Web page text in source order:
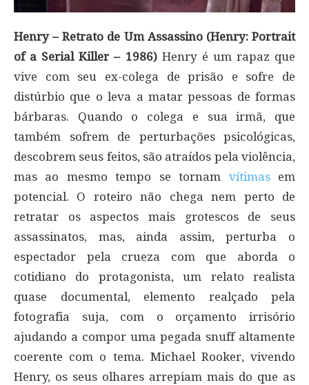
Henry – Retrato de Um Assassino (Henry: Portrait
of a Serial Killer – 1986)Henry é um rapaz que
vive com seu ex-colega de prisão e sofre de
distúrbio que o leva a matar pessoas de formas
bárbaras. Quando o colega e sua irmã, que
também sofrem de perturbações psicológicas,
descobrem seus feitos, são atraídos pela violência,
mas ao mesmo tempo se tornam vítimasem
potencial. O roteiro não chega nem perto de
retratar os aspectos mais grotescos de seus
assassinatos, mas, ainda assim, perturba o
espectador pela crueza com que aborda o
cotidiano do protagonista, um relato realista
quase documental, elemento realçado pela
fotografia suja, com o orçamento irrisório
ajudando a compor uma pegada snuff altamente
coerente com o tema. Michael Rooker, vivendo
Henry, os seus olhares arrepiam mais do que as